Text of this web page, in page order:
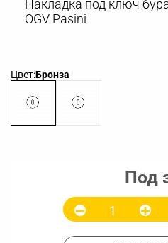
Накладка под ключ
OGV Pasini
Цвет:Бронза
Под